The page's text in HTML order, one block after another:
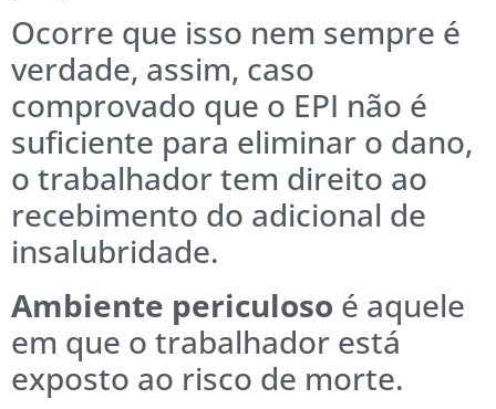
Ocorre que isso nem sempre é
verdade, assim, caso
comprovado que o EPI não é
suficiente para eliminar o dano,
o trabalhador tem direito ao
recebimento do adicional de
insalubridade.
Ambiente periculoso é aquele
em que o trabalhador está
exposto ao risco de morte.